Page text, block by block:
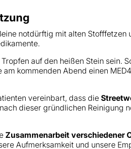
notdürftig mit alten
auf den heißen Stein sein.
kommenden Abend einen
vereinbart, dass die
dieser gründlichen Reinigung
Zusammenarbeit verschiedener
Aufmerksamkeit und unsere